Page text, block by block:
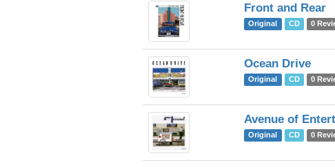
Front and Rear
Original CD 0
Ocean Drive
Original CD 0
Avenue of
Original CD 0